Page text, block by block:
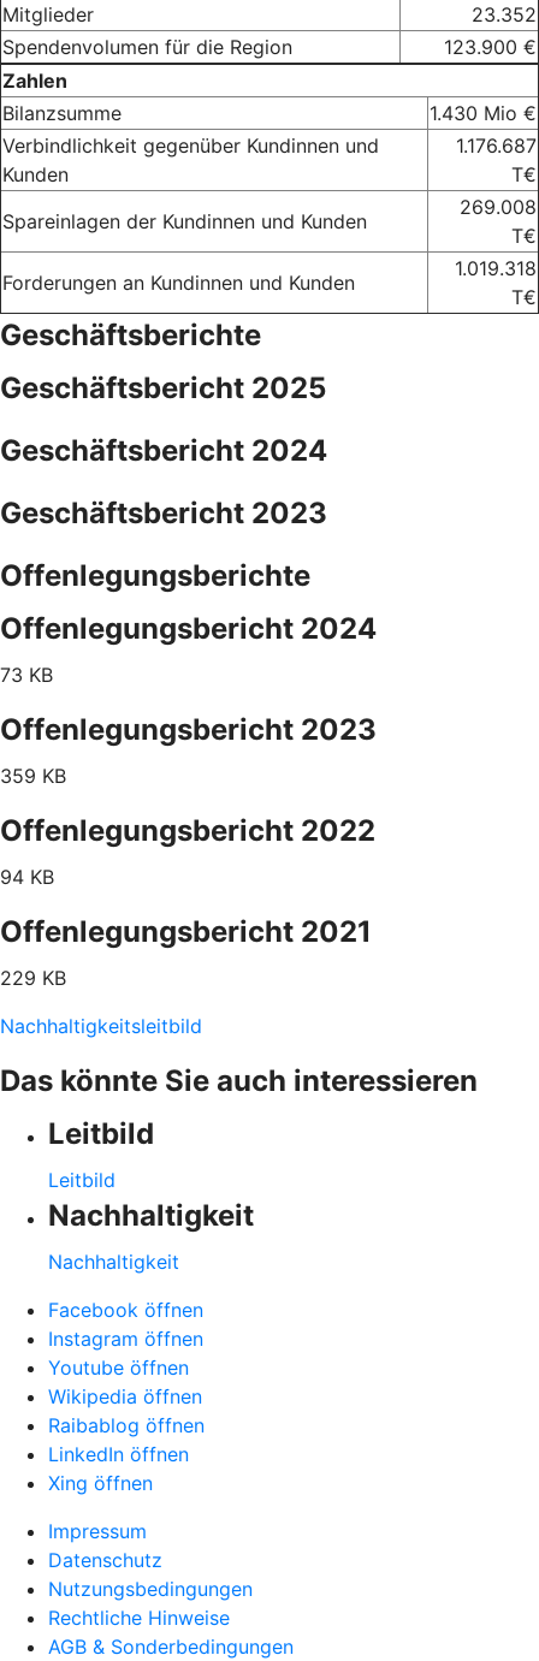
Mitglieder
23.352
Spendenvolumen für die Region
123.900 €
Zahlen
Bilanzsumme
1.430 Mio €
Verbindlichkeit gegenüber Kundinnen und
Kunden
1.176.687
T€
Spareinlagen der Kundinnen und Kunden
269.008
T€
Forderungen an Kundinnen und Kunden
1.019.318
T€
Geschäftsberichte
Geschäftsbericht 2025
Geschäftsbericht 2024
Geschäftsbericht 2023
Offenlegungsberichte
Offenlegungsbericht 2024
73 KB
Offenlegungsbericht 2023
359 KB
Offenlegungsbericht 2022
94 KB
Offenlegungsbericht 2021
229 KB
Nachhaltigkeitsleitbild
Das könnte Sie auch interessieren
Leitbild
Leitbild
Nachhaltigkeit
Nachhaltigkeit
Facebook öffnen
Instagram öffnen
Youtube öffnen
Wikipedia öffnen
Raibablog öffnen
LinkedIn öffnen
Xing öffnen
Impressum
Datenschutz
Nutzungsbedingungen
Rechtliche Hinweise
AGB & Sonderbedingungen